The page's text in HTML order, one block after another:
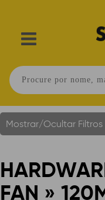
Mostrar/Ocultar Filtros
FAN »